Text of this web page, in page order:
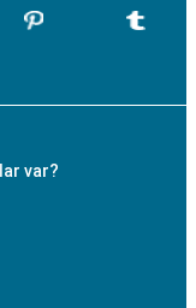
var?